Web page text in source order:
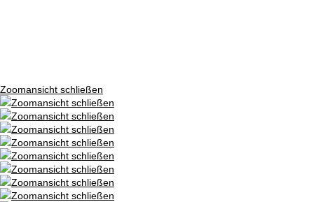
Zoomansicht schließen
Zoomansicht schließen
Zoomansicht schließen
Zoomansicht schließen
Zoomansicht schließen
Zoomansicht schließen
Zoomansicht schließen
Zoomansicht schließen
Zoomansicht schließen